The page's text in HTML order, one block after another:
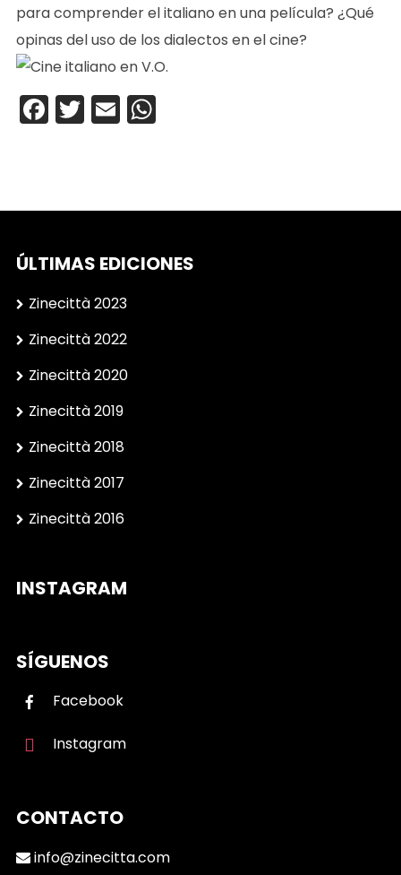
para comprender el italiano en una película? ¿Qué
opinas del uso de los dialectos en el cine?
Facebook
Twitter
EmailWhatsApp
ÚLTIMAS EDICIONES
Zinecittà 2023
Zinecittà 2022
Zinecittà 2020
Zinecittà 2019
Zinecittà 2018
Zinecittà 2017
Zinecittà 2016
INSTAGRAM
SÍGUENOS
Facebook
Instagram
CONTACTO
info@zinecitta.com